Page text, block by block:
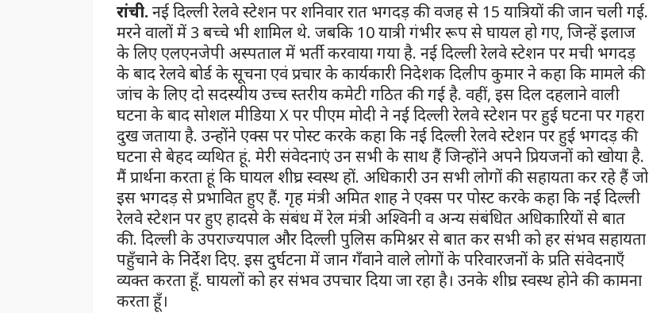
रांची. नई दिल्ली रेलवे स्टेशन पर शनिवार रात भगदड़ की वजह से 15 यात्रियों की जान चली गई.
मरने वालों में 3 बच्चे भी शामिल थे. जबकि 10 यात्री गंभीर रूप से घायल हो गए, जिन्हें इलाज
के लिए एलएनजेपी अस्पताल में भर्ती करवाया गया है. नई दिल्ली रेलवे स्टेशन पर मची भगदड़
के बाद रेलवे बोर्ड के सूचना एवं प्रचार के कार्यकारी निदेशक दिलीप कुमार ने कहा कि मामले की
जांच के लिए दो सदस्यीय उच्च स्तरीय कमेटी गठित की गई है. वहीं, इस दिल दहलाने वाली
घटना के बाद सोशल मीडिया X पर पीएम मोदी ने नई दिल्ली रेलवे स्टेशन पर हुई घटना पर गहरा
दुख जताया है. उन्होंने एक्स पर पोस्ट करके कहा कि नई दिल्ली रेलवे स्टेशन पर हुई भगदड़ की
घटना से बेहद व्यथित हूं. मेरी संवेदनाएं उन सभी के साथ हैं जिन्होंने अपने प्रियजनों को खोया है.
मैं प्रार्थना करता हूं कि घायल शीघ्र स्वस्थ हों. अधिकारी उन सभी लोगों की सहायता कर रहे हैं जो
इस भगदड़ से प्रभावित हुए हैं. गृह मंत्री अमित शाह ने एक्स पर पोस्ट करके कहा कि नई दिल्ली
रेलवे स्टेशन पर हुए हादसे के संबंध में रेल मंत्री अश्विनी व अन्य संबंधित अधिकारियों से बात
की. दिल्ली के उपराज्यपाल और दिल्ली पुलिस कमिश्नर से बात कर सभी को हर संभव सहायता
पहुँचाने के निर्देश दिए. इस दुर्घटना में जान गँवाने वाले लोगों के परिवारजनों के प्रति संवेदनाएँ
व्यक्त करता हूँ. घायलों को हर संभव उपचार दिया जा रहा है। उनके शीघ्र स्वस्थ होने की कामना
करता हूँ।